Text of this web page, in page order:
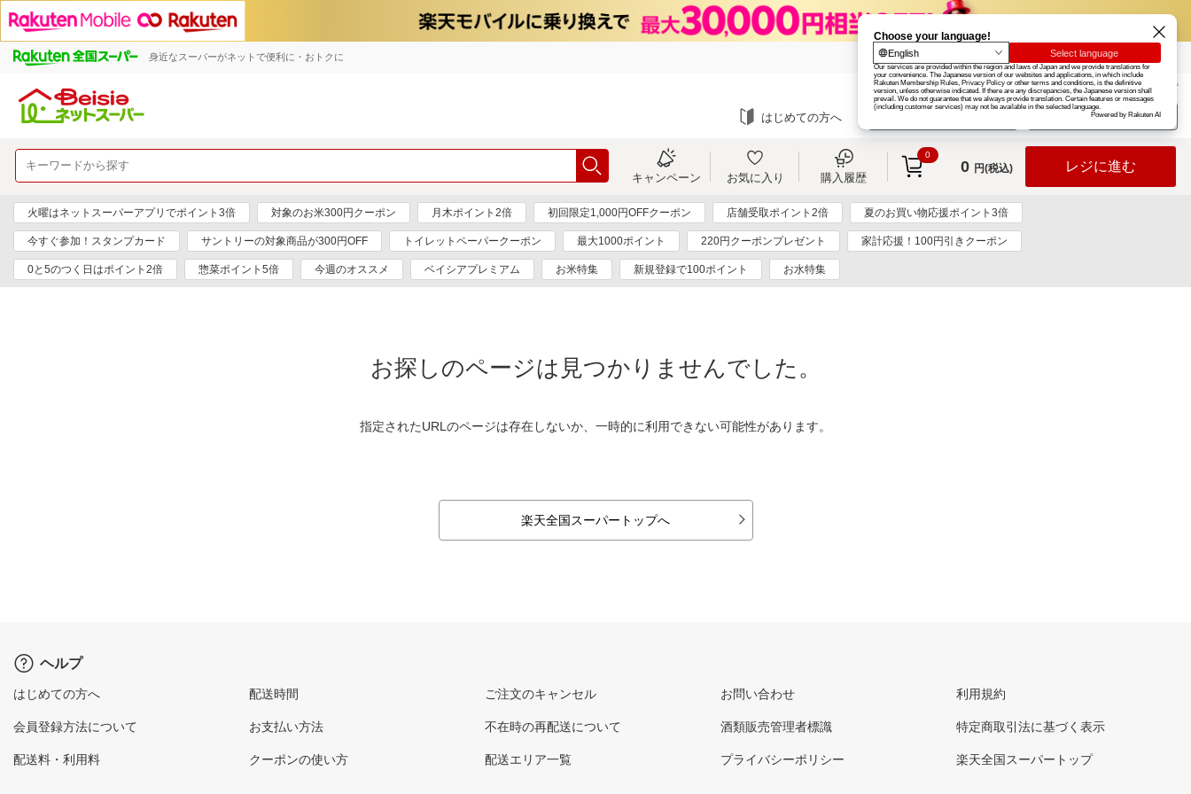
身近なスーパーがネットで便利に・おトクに 楽天グループ カード
お知らせ ヘルプ
はじめての方へ ログイン
キャンペーン お気に入り 購入履歴
0
0 円(税込) レジに進む
火曜はネットスーパーアプリでポイント3倍 対象のお米300円クーポン 月木ポイント2倍 初回限定1,000円OFFクーポン 店舗受取ポイント2倍 夏のお買い物応援ポイント3倍
今すぐ参加！スタンプカード サントリーの対象商品が300円OFF トイレットペーパークーポン 最大1000ポイント 220円クーポンプレゼント 家計応援！100円引きクーポン
0と5のつく日はポイント2倍 惣菜ポイント5倍 今週のオススメ ベイシアプレミアム お米特集 新規登録で100ポイント お水特集
お探しのページは見つかりませんでした。
指定されたURLのページは存在しないか、一時的に利用できない可能性があります。
楽天全国スーパートップへ
ヘルプ
はじめての方へ
会員登録方法について
配送料・利用料
配送時間
お支払い方法
クーポンの使い方
ご注文のキャンセル
不在時の再配送について
配送エリア一覧
お問い合わせ
酒類販売管理者標識
プライバシーポリシー
利用規約
特定商取引法に基づく表示
楽天全国スーパートップ